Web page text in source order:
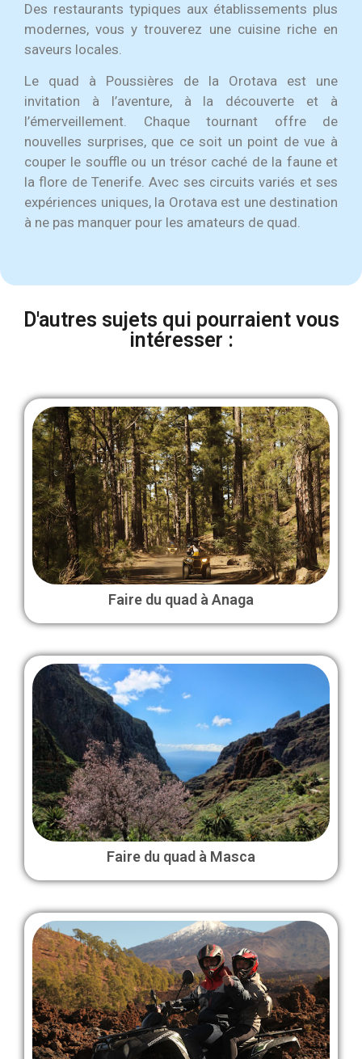
Des restaurants typiques aux établissements plus
modernes, vous y trouverez une cuisine riche en
saveurs locales.
Le quad à Poussières de la Orotava est une
invitation à l’aventure, à la découverte et à
l’émerveillement. Chaque tournant offre de
nouvelles surprises, que ce soit un point de vue à
couper le souffle ou un trésor caché de la faune et
la flore de Tenerife. Avec ses circuits variés et ses
expériences uniques, la Orotava est une destination
à ne pas manquer pour les amateurs de quad.
D'autres sujets qui pourraient vous
intéresser :
Faire du quad à Anaga
Faire du quad à Masca